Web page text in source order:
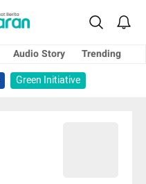
Audio Story
Trending
Green Initiative